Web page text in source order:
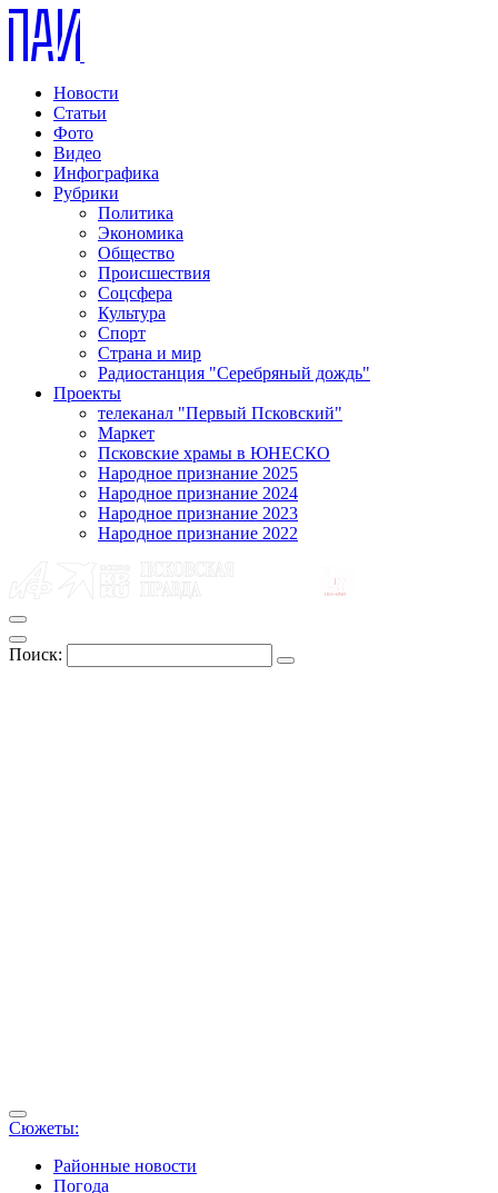
Новости
Статьи
Фото
Видео
Инфографика
Рубрики
Политика
Экономика
Общество
Происшествия
Соцсфера
Культура
Спорт
Страна и мир
Радиостанция "Серебряный дождь"
Проекты
телеканал "Первый Псковский"
Маркет
Псковские храмы в ЮНЕСКО
Народное признание 2025
Народное признание 2024
Народное признание 2023
Народное признание 2022
Поиск:
Сюжеты:
Районные новости
Погода